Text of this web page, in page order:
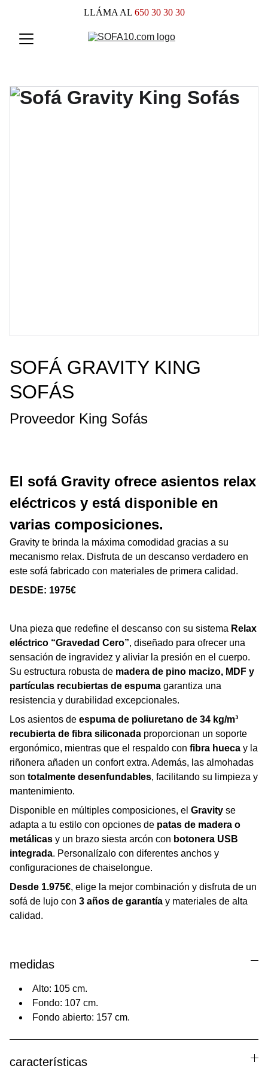
LLÁMA AL 650 30 30 30
SOFÁ GRAVITY KING
SOFÁS
Proveedor King Sofás
El sofá Gravity ofrece asientos relax
eléctricos y está disponible en
varias composiciones.
Gravity te brinda la máxima comodidad gracias a su
mecanismo relax. Disfruta de un descanso verdadero en
este sofá fabricado con materiales de primera calidad.
DESDE: 1975€
Una pieza que redefine el descanso con su sistema Relax
eléctrico “Gravedad Cero”, diseñado para ofrecer una
sensación de ingravidez y aliviar la presión en el cuerpo.
Su estructura robusta de madera de pino macizo, MDF y
partículas recubiertas de espuma garantiza una
resistencia y durabilidad excepcionales.
Los asientos de espuma de poliuretano de 34 kg/m³
recubierta de fibra siliconada proporcionan un soporte
ergonómico, mientras que el respaldo con fibra hueca y la
riñonera añaden un confort extra. Además, las almohadas
son totalmente desenfundables, facilitando su limpieza y
mantenimiento.
Disponible en múltiples composiciones, el Gravity se
adapta a tu estilo con opciones de patas de madera o
metálicas y un brazo siesta arcón con botonera USB
integrada. Personalízalo con diferentes anchos y
configuraciones de chaiselongue.
Desde 1.975€, elige la mejor combinación y disfruta de un
sofá de lujo con 3 años de garantía y materiales de alta
calidad.
medidas
Alto: 105 cm.
Fondo: 107 cm.
Fondo abierto: 157 cm.
características